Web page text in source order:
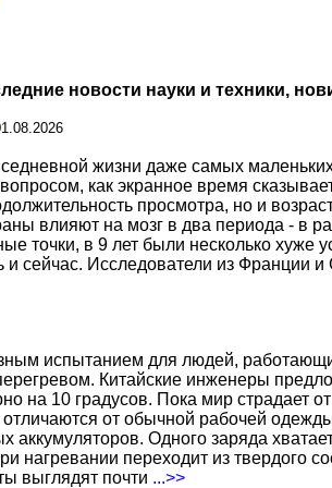
новости науки и техники,
жизни даже самых
как экранное время
просмотра, но и
влияют на мозг в два периода - в
точки, в 9 лет были несколько хуже
сейчас. Исследователи из Франции
испытанием для людей,
Китайские инженеры
на 10 градусов. Пока мир страдает
от обычной рабочей
Одного заряда
переходит из твердого
выглядят почти ...>>